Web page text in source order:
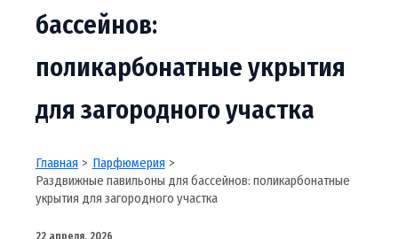
бассейнов:
поликарбонатные укрытия
для загородного участка
Главная
Парфюмерия
Раздвижные павильоны для бассейнов: поликарбонатные
укрытия для загородного участка